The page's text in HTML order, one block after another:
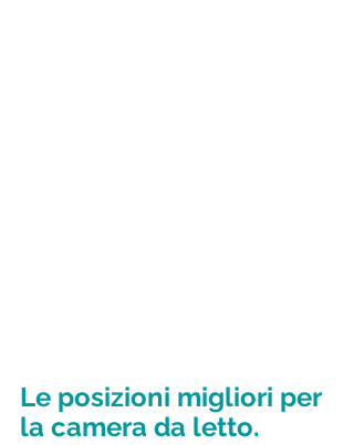
Le posizioni migliori per
la camera da letto.